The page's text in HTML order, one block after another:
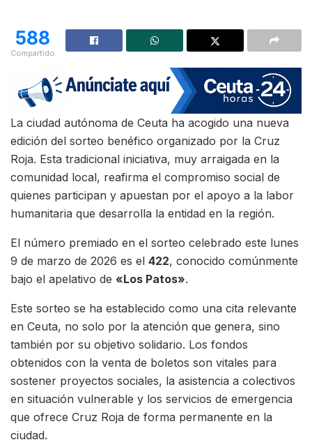
588
Compartido
La ciudad autónoma de Ceuta ha acogido una nueva
edición del sorteo benéfico organizado por la Cruz
Roja. Esta tradicional iniciativa, muy arraigada en la
comunidad local, reafirma el compromiso social de
quienes participan y apuestan por el apoyo a la labor
humanitaria que desarrolla la entidad en la región.
El número premiado en el sorteo celebrado este lunes
9 de marzo de 2026 es el 422, conocido comúnmente
bajo el apelativo de «Los Patos».
Este sorteo se ha establecido como una cita relevante
en Ceuta, no solo por la atención que genera, sino
también por su objetivo solidario. Los fondos
obtenidos con la venta de boletos son vitales para
sostener proyectos sociales, la asistencia a colectivos
en situación vulnerable y los servicios de emergencia
que ofrece Cruz Roja de forma permanente en la
ciudad.